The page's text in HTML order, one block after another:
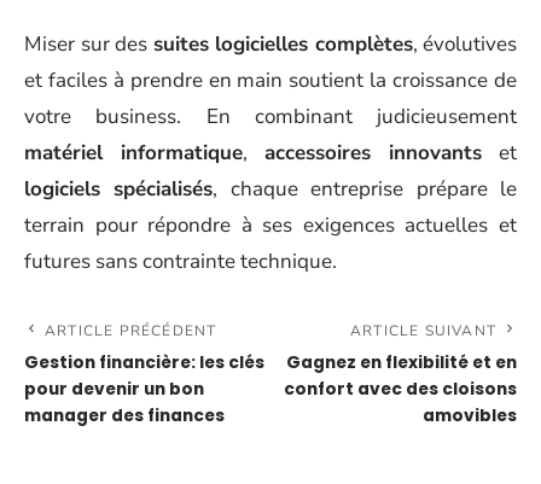
Miser sur des suites logicielles complètes, évolutives
et faciles à prendre en main soutient la croissance de
votre business. En combinant judicieusement
matériel informatique, accessoires innovants et
logiciels spécialisés, chaque entreprise prépare le
terrain pour répondre à ses exigences actuelles et
futures sans contrainte technique.
ARTICLE PRÉCÉDENT
Gestion financière: les clés
pour devenir un bon
manager des finances
ARTICLE SUIVANT
Gagnez en flexibilité et en
confort avec des cloisons
amovibles